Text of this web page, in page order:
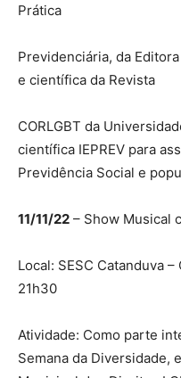
Prática
Previdenciária, da
e científica da Revista
CORLGBT da
científica IEPREV para
Previdência Social e
11/11/22 – Show Musical
Local: SESC Catanduva
21h30
Atividade: Como parte
Semana da Diversidade,